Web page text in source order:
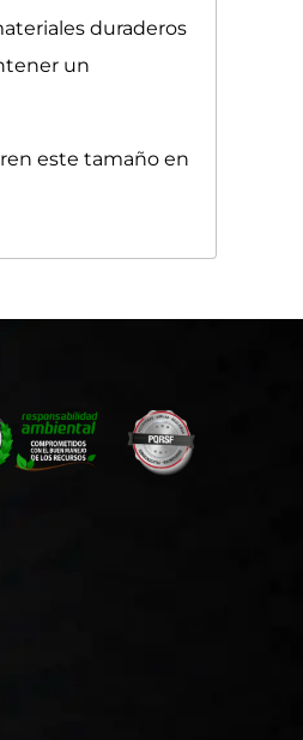
duraderos
un
este tamaño en